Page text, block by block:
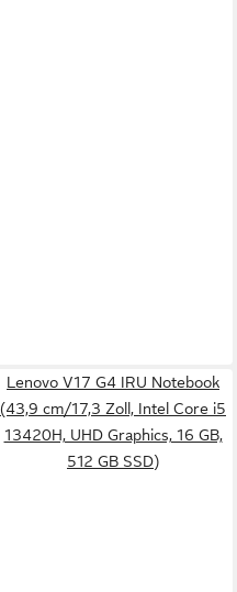
Lenovo V17 G4 IRU Notebook
(43,9 cm/17,3 Zoll, Intel Core i5
13420H, UHD Graphics, 16 GB,
512 GB SSD)